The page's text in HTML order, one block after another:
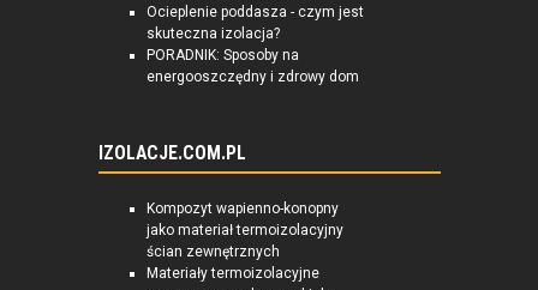
Ocieplenie poddasza - czym jest
skuteczna izolacja?
PORADNIK: Sposoby na
energooszczędny i zdrowy dom
IZOLACJE.COM.PL
Kompozyt wapienno-konopny
jako materiał termoizolacyjny
ścian zewnętrznych
Materiały termoizolacyjne